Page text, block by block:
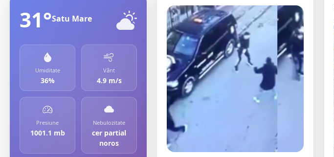
31°Satu Mare
Umiditate
36%
Vânt
4.9 m/s
Presiune
1001.1 mb
Nebulozitate
cer partial
noros